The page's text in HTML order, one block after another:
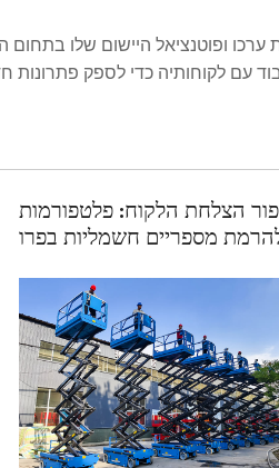
הצלחת הלקוח: פלטפורמות
מספריים חשמליות בפרו